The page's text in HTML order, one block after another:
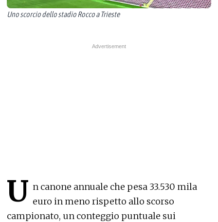
Uno scorcio dello stadio Rocco a Trieste
U n canone annuale che pesa 33.530 mila
euro in meno rispetto allo scorso
campionato, un conteggio puntuale sui